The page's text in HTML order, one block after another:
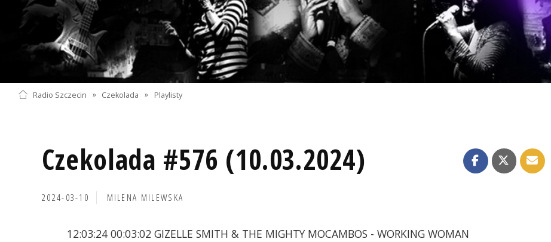
Radio Szczecin » Czekolada » Playlisty
Czekolada #576 (10.03.2024)
2024-03-10 MILENA MILEWSKA
12:03:24 00:03:02 GIZELLE SMITH & THE MIGHTY MOCAMBOS - WORKING WOMAN